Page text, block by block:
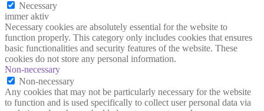
Necessary
immer aktiv
Necessary cookies are absolutely essential for the website to
function properly. This category only includes cookies that ensures
basic functionalities and security features of the website. These
cookies do not store any personal information.
Non-necessary
Non-necessary
Any cookies that may not be particularly necessary for the website
to function and is used specifically to collect user personal data via